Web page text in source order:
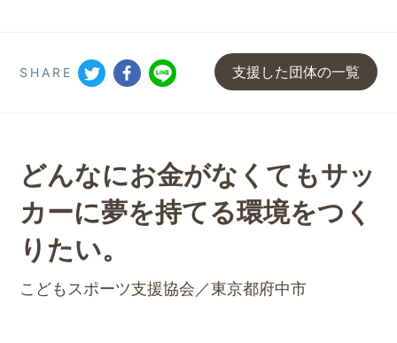
SHARE 支援した団体の一覧
どんなにお金がなくてもサッ
カーに夢を持てる環境をつく
りたい。
こどもスポーツ支援協会／東京都府中市